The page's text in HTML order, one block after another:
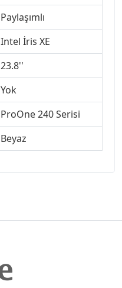
Paylaşımlı
Intel İris XE
23.8''
Yok
ProOne 240 Serisi
Beyaz